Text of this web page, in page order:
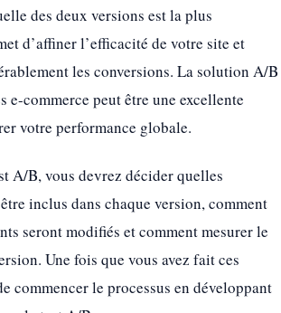
des deux versions est la plus
d’affiner l’efficacité de votre site et
les conversions. La solution A/B
e-commerce peut être une excellente
votre performance globale.
A/B, vous devrez décider quelles
inclus dans chaque version, comment
seront modifiés et comment mesurer le
Une fois que vous avez fait ces
commencer le processus en développant